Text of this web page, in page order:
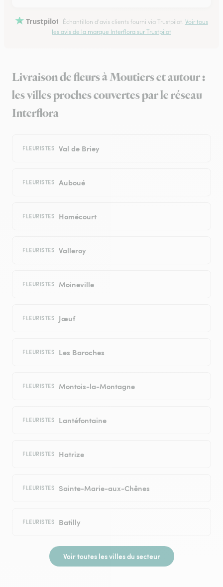
Trustpilot Échantillon d'avis clients fourni via Trustpilot. Voir tous
les avis de la marque Interflora sur Trustpilot
Livraison de fleurs à Moutiers et autour :
les villes proches couvertes par le réseau
Interflora
FLEURISTES Val de Briey
FLEURISTES Auboué
FLEURISTES Homécourt
FLEURISTES Valleroy
FLEURISTES Moineville
FLEURISTES Jœuf
FLEURISTES Les Baroches
FLEURISTES Montois-la-Montagne
FLEURISTES Lantéfontaine
FLEURISTES Hatrize
FLEURISTES Sainte-Marie-aux-Chênes
FLEURISTES Batilly
Voir toutes les villes du secteur